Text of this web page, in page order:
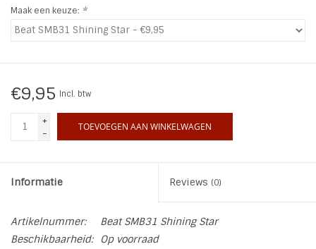
Maak een keuze: *
€9,95 Incl. btw
+
-
TOEVOEGEN AAN WINKELWAGEN
Informatie Reviews (0)
Artikelnummer:
Beat SMB31 Shining Star
Beschikbaarheid:
Op voorraad